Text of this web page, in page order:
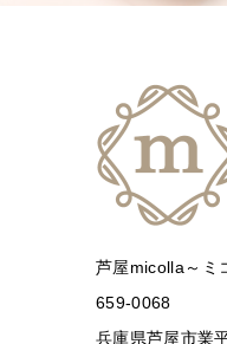
芦屋micolla～ミ
659-0068
兵庫県芦屋市業